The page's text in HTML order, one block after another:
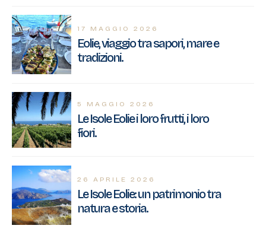
17 MAGGIO 2026
Eolie, viaggio tra sapori, mare e
tradizioni.
5 MAGGIO 2026
Le Isole Eolie i loro frutti, i loro
fiori.
26 APRILE 2026
Le Isole Eolie: un patrimonio tra
natura e storia.